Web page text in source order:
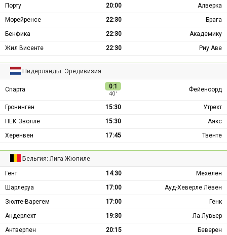
Порту 20:00
Алверка
Морейренсе
22:30
Брага
Бенфика
22:30
Академику
Жил Висенте
22:30 Риу Аве
Нидерланды: Эредивизия
Спарта 0:1
40 ′
Фейеноорд
Гронинген 15:30
Утрехт
ПЕК Зволле
15:30
Аякс
Херенвен
17:45 Твенте
Бельгия: Лига Жюпиле
Гент 14:30
Мехелен
Шарлеруа
17:00
Ауд-Хеверле Лёвен
Зюлте-Варегем
17:00
Генк
Андерлехт
19:30
Ла Лувьер
Антверпен
20:15 Беверен